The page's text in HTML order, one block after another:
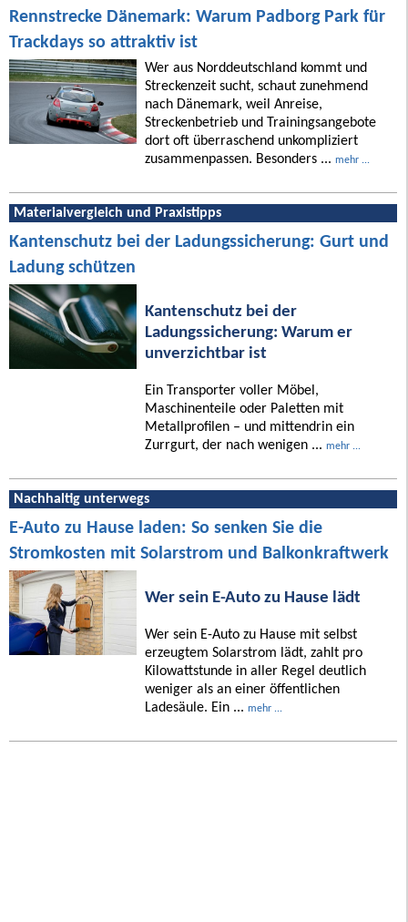
Rennstrecke Dänemark: Warum Padborg Park für
Trackdays so attraktiv ist
Wer aus Norddeutschland kommt und
Streckenzeit sucht, schaut zunehmend
nach Dänemark, weil Anreise,
Streckenbetrieb und Trainingsangebote
dort oft überraschend unkompliziert
zusammenpassen. Besonders ... mehr ...
Materialvergleich und Praxistipps
Kantenschutz bei der Ladungssicherung: Gurt und
Ladung schützen
Kantenschutz bei der
Ladungssicherung: Warum er
unverzichtbar ist
Ein Transporter voller Möbel,
Maschinenteile oder Paletten mit
Metallprofilen – und mittendrin ein
Zurrgurt, der nach wenigen ... mehr ...
Nachhaltig unterwegs
E-Auto zu Hause laden: So senken Sie die
Stromkosten mit Solarstrom und Balkonkraftwerk
Wer sein E-Auto zu Hause lädt
Wer sein E-Auto zu Hause mit selbst
erzeugtem Solarstrom lädt, zahlt pro
Kilowattstunde in aller Regel deutlich
weniger als an einer öffentlichen
Ladesäule. Ein ... mehr ...